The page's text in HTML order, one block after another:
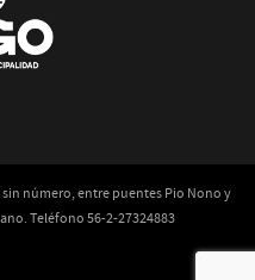
número, entre puentes Pio Nono y
Teléfono 56-2-27324883